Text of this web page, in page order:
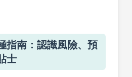
指南：認識風險、預
士